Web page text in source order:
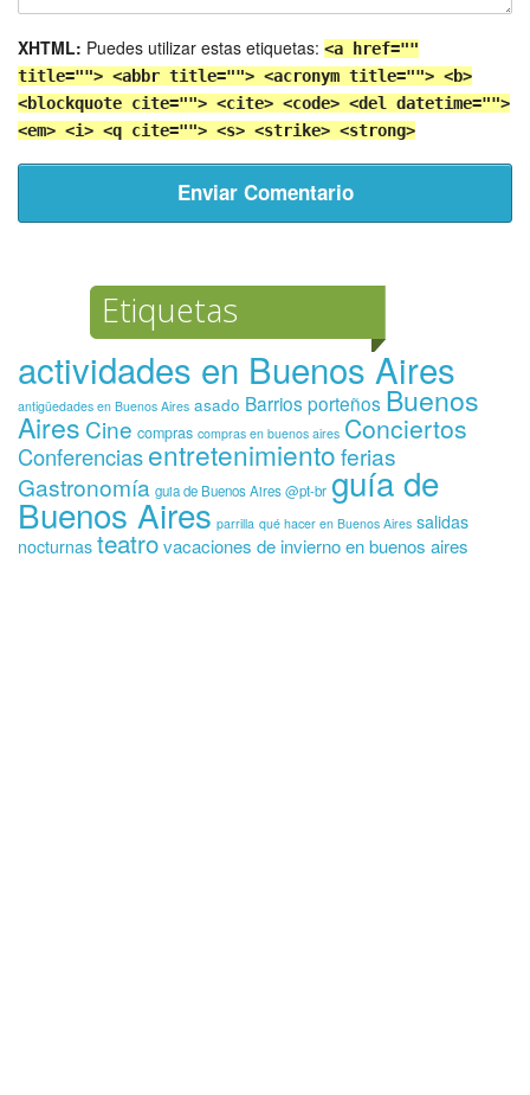
XHTML: Puedes utilizar estas etiquetas: <a href=""
title=""> <abbr title=""> <acronym title=""> <b>
<blockquote cite=""> <cite> <code> <del datetime="">
<em> <i> <q cite=""> <s> <strike> <strong>
Etiquetas
actividades en Buenos Aires
antigüedades en Buenos Aires asado Barrios porteños Buenos
Aires Cine compras compras en buenos aires Conciertos
Conferenciasentretenimientoferias
Gastronomía guia de Buenos Aires @pt-br guía de
Buenos Aires parrilla qué hacer en Buenos Aires salidas
nocturnas teatrovacaciones de invierno en buenos aires